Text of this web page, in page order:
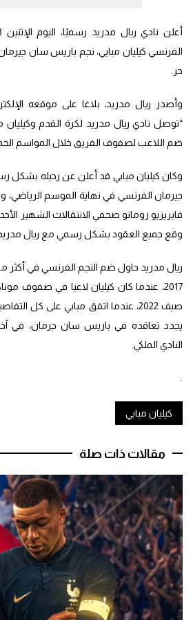
الفرنسي كيليان مبابي، نجم باريس سان
حر.
وأصدر ريال مدريد، بلاغا على موقعه
“توصل نادي ريال مدريد لكرة القدم وكيليان
ضم اللاعب لصفوف الفريق خلال المواسم
وكان كيليان مبابي قد أعلن عن رحيله
جيرمان الفرنسي في نهاية الموسم الرياضي،
فابريزيو رومانو صحفي الانتقالات الشهير
وقع جميع العقود بشكل رسمي مع ريال
ريال مدريد حاول ضم النجم الفرنسي في أكثر
2017، عندما كان كيليان لاعبا في صفوف
صيف 2022، عندما اتفق مبابي على كل
يجدد تعاقده في باريس سان جرمان، في
النادي الملكي.
كيليان مبابي
مقالات ذات صلة